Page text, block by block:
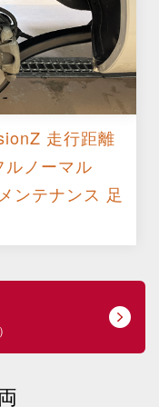
走行距離
ノーマル
ンテナンス 足